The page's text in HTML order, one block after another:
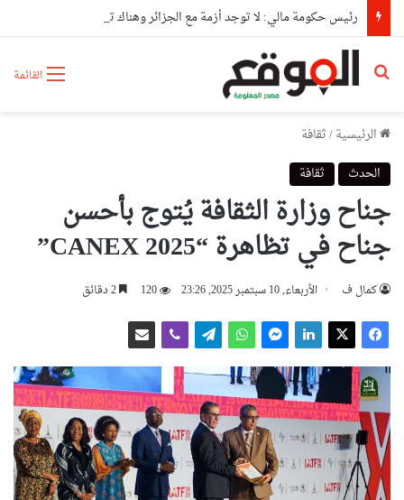
القائمة بحث عن
الرئيسية/ثقافة
الحدث
ثقافة
جناح وزارة الثقافة يُتوج بأحسن
جناح في تظاهرة “CANEX 2025”
كمال ف الأربعاء, 10 سبتمبر 2025, 23:26 120